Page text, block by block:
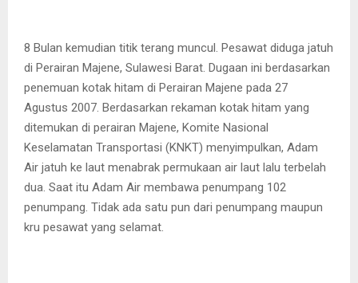
8 Bulan kemudian titik terang muncul. Pesawat diduga jatuh
di Perairan Majene, Sulawesi Barat. Dugaan ini berdasarkan
penemuan kotak hitam di Perairan Majene pada 27
Agustus 2007. Berdasarkan rekaman kotak hitam yang
ditemukan di perairan Majene, Komite Nasional
Keselamatan Transportasi (KNKT) menyimpulkan, Adam
Air jatuh ke laut menabrak permukaan air laut lalu terbelah
dua. Saat itu Adam Air membawa penumpang 102
penumpang. Tidak ada satu pun dari penumpang maupun
kru pesawat yang selamat.